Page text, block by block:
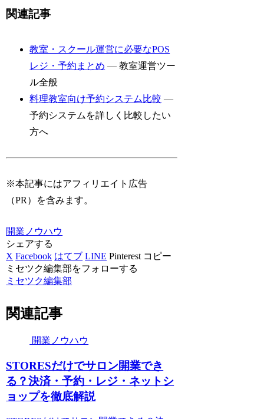
関連記事
教室・スクール運営に必要なPOS
レジ・予約まとめ — 教室運営ツー
ル全般
料理教室向け予約システム比較 —
予約システムを詳しく比較したい
方へ
※本記事にはアフィリエイト広告
（PR）を含みます。
開業ノウハウ
シェアする
X Facebook はてブ LINE Pinterest コピー
ミセツク編集部をフォローする
ミセツク編集部
関連記事
開業ノウハウ
STORESだけでサロン開業でき
る？決済・予約・レジ・ネットシ
ョップを徹底解説